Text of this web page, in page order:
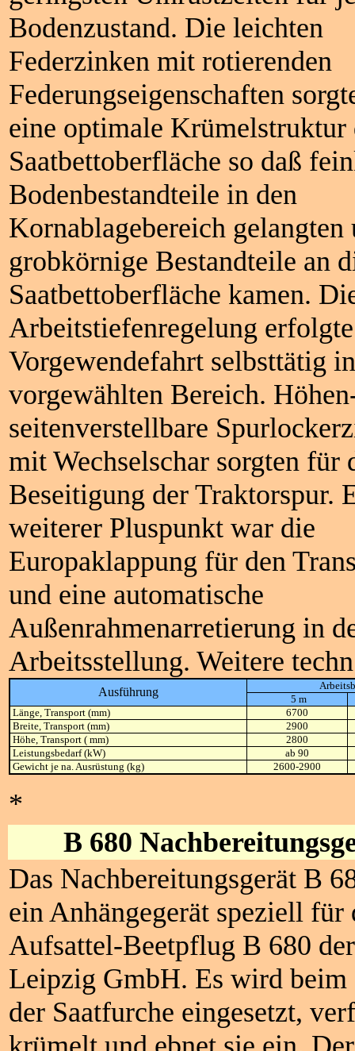
Bodenzustand. Die leichten
Federzinken mit rotierenden
Federungseigenschaften
eine optimale Krümelstruktur
Saatbettoberfläche so daß
Bodenbestandteile in den
Kornablagebereich gelangten
grobkörnige Bestandteile an
Saatbettoberfläche kamen.
Arbeitstiefenregelung
Vorgewendefahrt selbsttätig
vorgewählten Bereich.
seitenverstellbare
mit Wechselschar sorgten für
Beseitigung der Traktorspur.
weiterer Pluspunkt war die
Europaklappung für den
und eine automatische
Außenrahmenarretierung in
Arbeitsstellung. Weitere
Ausführung
5 m
Länge, Transport (mm)
6700
Breite, Transport (mm)
2900
Höhe, Transport ( mm)
2800
Leistungsbedarf (kW)
ab 90
Gewicht je na. Ausrüstung (kg)
2600-2900
*
B 680
Das Nachbereitungsgerät B
ein Anhängegerät speziell für
Aufsattel-Beetpflug B 680
Leipzig GmbH. Es wird beim
der Saatfurche eingesetzt,